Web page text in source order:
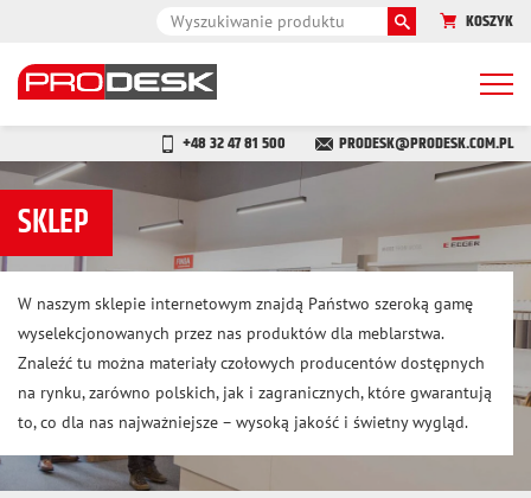
KOSZYK
+48 32 47 81 500 PRODESK@PRODESK.COM.PL
SKLEP
W naszym sklepie internetowym znajdą Państwo szeroką gamę
wyselekcjonowanych przez nas produktów dla meblarstwa.
Znaleźć tu można materiały czołowych producentów dostępnych
na rynku, zarówno polskich, jak i zagranicznych, które gwarantują
to, co dla nas najważniejsze – wysoką jakość i świetny wygląd.